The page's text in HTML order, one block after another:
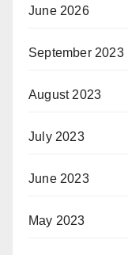
June 2026
September 2023
August 2023
July 2023
June 2023
May 2023